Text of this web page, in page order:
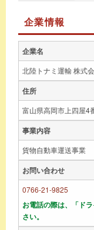
企業情報
企業名
北陸トナミ運輸 株式
住所
富山県高岡市上四屋4
事業内容
貨物自動車運送事業
お問い合わせ
0766-21-9825
お電話の際は、「ド
さい。